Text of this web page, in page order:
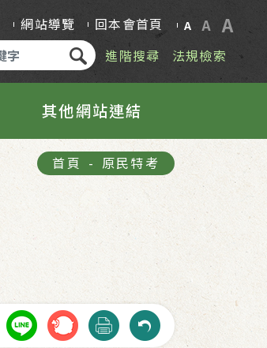
網站導覽 回本會首頁 A A A
進階搜尋 法規檢索
其他網站連結
首頁 - 原民特考